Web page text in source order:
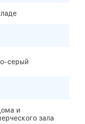
серый
и
зала